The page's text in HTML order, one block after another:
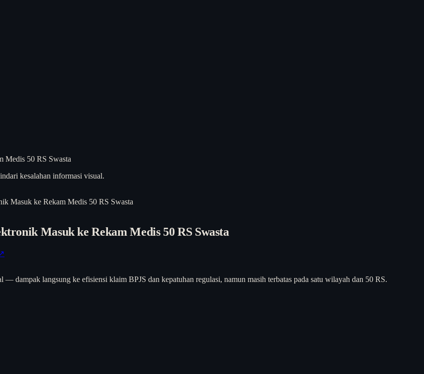
kesalahan informasi visual.
Masuk ke Rekam Medis 50 RS Swasta
Masuk ke Rekam Medis 50 RS Swasta
dampak langsung ke efisiensi klaim BPJS dan kepatuhan regulasi, namun masih terbatas pada satu wilayah dan 50 RS.